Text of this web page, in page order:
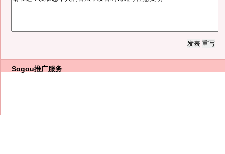
Sogou推广服务